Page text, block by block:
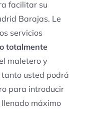
facilitar su
Barajas. Le
servicios
totalmente
maletero y
tanto usted podrá
para introducir
máximo